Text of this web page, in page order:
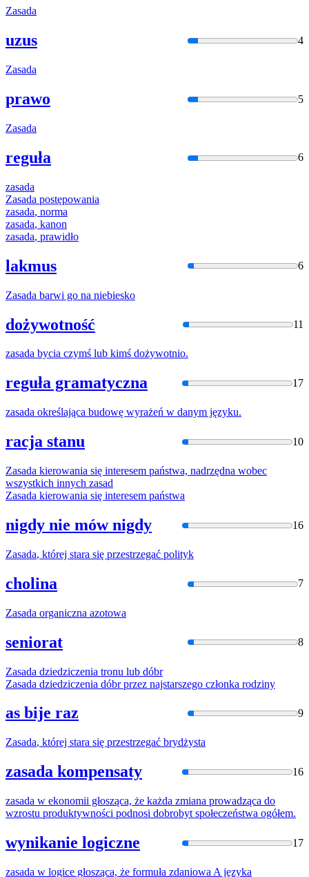
Zasada
uzus 4
Zasada
prawo 5
Zasada
reguła 6
zasada
Zasada postępowania
zasada, norma
zasada, kanon
zasada, prawidło
lakmus 6
Zasada barwi go na niebiesko
dożywotność 11
zasada bycia czymś lub kimś dożywotnio.
reguła gramatyczna 17
zasada określająca budowę wyrażeń w danym języku.
racja stanu 10
Zasada kierowania się interesem państwa, nadrzędna wobec
wszystkich innych zasad
Zasada kierowania się interesem państwa
nigdy nie mów nigdy 16
Zasada, której stara się przestrzegać polityk
cholina 7
Zasada organiczna azotowa
seniorat 8
Zasada dziedziczenia tronu lub dóbr
Zasada dziedziczenia dóbr przez najstarszego członka rodziny
as bije raz 9
Zasada, której stara się przestrzegać brydżysta
zasada kompensaty 16
zasada w ekonomii głosząca, że każda zmiana prowadząca do
wzrostu produktywności podnosi dobrobyt społeczeństwa ogółem.
wynikanie logiczne 17
zasada w logice głosząca, że formuła zdaniowa A języka